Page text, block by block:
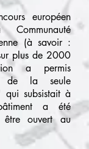
européen
(à savoir :
plus de 2000
a permis
de la seule
qui subsistait à
a été
ouvert au